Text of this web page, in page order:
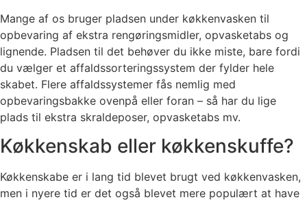
Mange af os bruger pladsen under køkkenvasken til
opbevaring af ekstra rengøringsmidler, opvasketabs og
lignende. Pladsen til det behøver du ikke miste, bare fordi
du vælger et affaldssorteringssystem der fylder hele
skabet. Flere affaldssystemer fås nemlig med
opbevaringsbakke ovenpå eller foran – så har du lige
plads til ekstra skraldeposer, opvasketabs mv.
Køkkenskab eller køkkenskuffe?
Køkkenskabe er i lang tid blevet brugt ved køkkenvasken,
men i nyere tid er det også blevet mere populært at have